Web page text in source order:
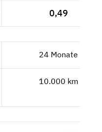
0,49
24 Monate
10.000 km